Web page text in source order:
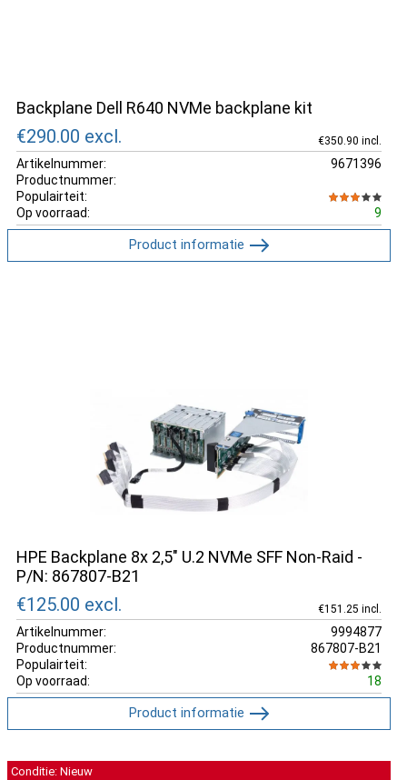
Backplane Dell R640 NVMe backplane kit
€290.00 excl. €350.90 incl.
Artikelnummer:
9671396
Productnummer:
Populairteit:
Op voorraad:
9
Product informatie
HPE Backplane 8x 2,5" U.2 NVMe SFF Non-Raid -
P/N: 867807-B21
€125.00 excl. €151.25 incl.
Artikelnummer:
9994877
Productnummer:
867807-B21
Populairteit:
Op voorraad:
18
Product informatie
Conditie: Nieuw